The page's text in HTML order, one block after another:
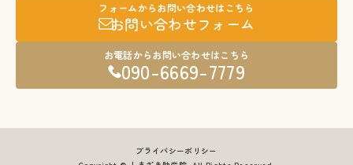
フォームからお問い合わせはこちら
お問い合わせフォーム
お電話からお問い合わせはこちら
090-6669-7779
プライバシーポリシー